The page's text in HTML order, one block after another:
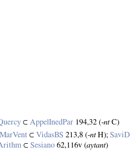
⊂ AppelInedPar 194,32 (‑ntC)
⊂VidasBS 213,8 (‑ntH);SaviD
⊂Sesiano 62,116v (aytant)